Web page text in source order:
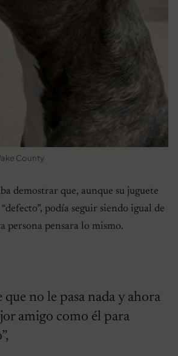
County
demostrar que, aunque su juguete
podía seguir siendo igual de
persona pensara lo mismo.
que no le pasa nada y ahora
amigo como él para